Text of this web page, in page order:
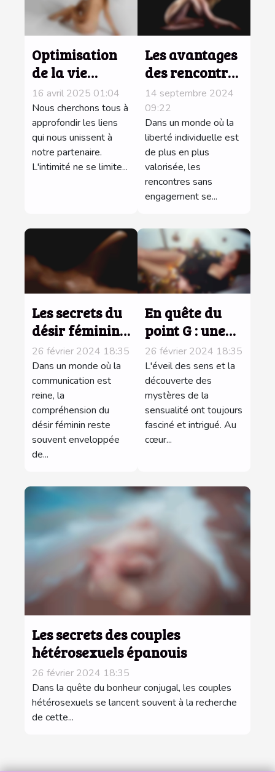
Optimisation
de la vie
intime
comment
booster votre
connexion
émotionnelle
16 avril 2025 01:04
Nous cherchons tous à
approfondir les liens
qui nous unissent à
notre partenaire.
L'intimité ne se limite...
Les avantages
des rencontres
sans
engagement
pour les
célibataires
modernes
14 septembre 2024
09:22
Dans un monde où la
liberté individuelle est
de plus en plus
valorisée, les
rencontres sans
engagement se...
Les secrets du
désir féminin
dévoilés
26 février 2024 18:35
Dans un monde où la
communication est
reine, la
compréhension du
désir féminin reste
souvent enveloppée
de...
En quête du
point G : une
exploration
sensuelle
26 février 2024 18:35
L'éveil des sens et la
découverte des
mystères de la
sensualité ont toujours
fasciné et intrigué. Au
cœur...
Les secrets des couples
hétérosexuels épanouis
26 février 2024 18:35
Dans la quête du bonheur conjugal, les couples
hétérosexuels se lancent souvent à la recherche
de cette...